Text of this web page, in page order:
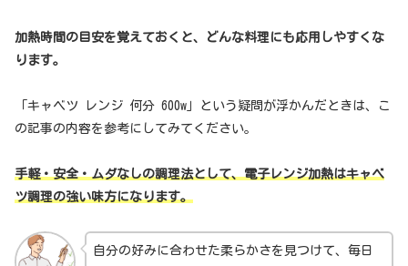
加熱時間の目安を覚えておくと、どんな料理にも応用しやすくな
ります。
「キャベツ レンジ 何分 600w」という疑問が浮かんだときは、こ
の記事の内容を参考にしてみてください。
手軽・安全・ムダなしの調理法として、電子レンジ加熱はキャベ
ツ調理の強い味方になります。
自分の好みに合わせた柔らかさを見つけて、毎日